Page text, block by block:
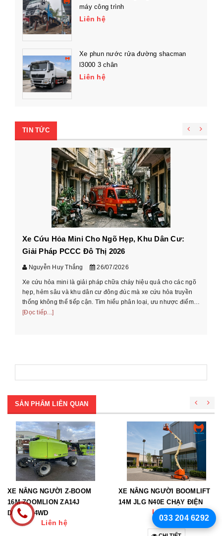
máy công trình
Liên hệ
Xe phun nước rửa đường shacman
l3000 3 chân
Liên hệ
TIN TỨC
Xe Cứu Hỏa Mini Cho Ngõ Hẹp, Khu Dân Cư:
Giải Pháp PCCC Đô Thị 2026
Nguyễn Huy Thắng 26/07/2026
Xe cứu hỏa mini là giải pháp chữa cháy hiệu quả cho các ngõ
hẹp, hẻm sâu và khu dân cư đông đúc mà xe cứu hỏa truyền
thống không thể tiếp cận. Tìm hiểu phân loại, ưu nhược điểm
và cách chọn xe phù ...
[Đọc tiếp...]
SẢN PHẨM LIÊN QUAN
XE NÂNG NGƯỜI Z-BOOM
16M ZOOMLION ZA14J
DIESEL 4WD
Liên hệ
XE NÂNG NGƯỜI BOOMLIFT
14M JLG N40E CHẠY ĐIỆN
Liên hệ
033 204 6292